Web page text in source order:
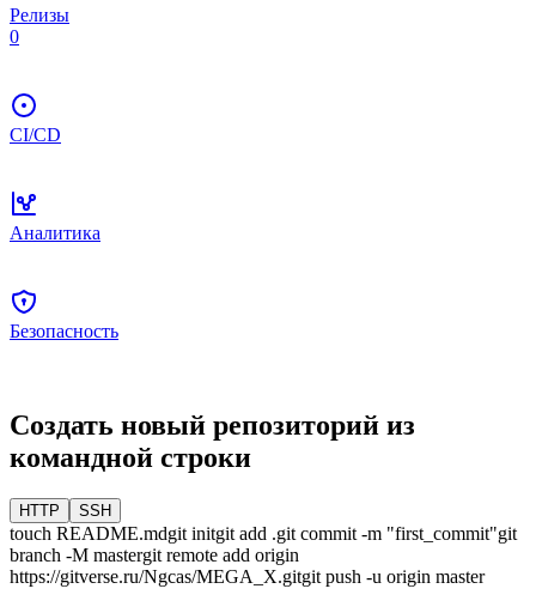
Релизы
0
CI/CD
Аналитика
Безопасность
Создать новый репозиторий из
командной строки
HTTP SSH
touch README.mdgit initgit add .git commit -m "first_commit"git
branch -M mastergit remote add origin
https://gitverse.ru/Ngcas/MEGA_X.gitgit push -u origin master